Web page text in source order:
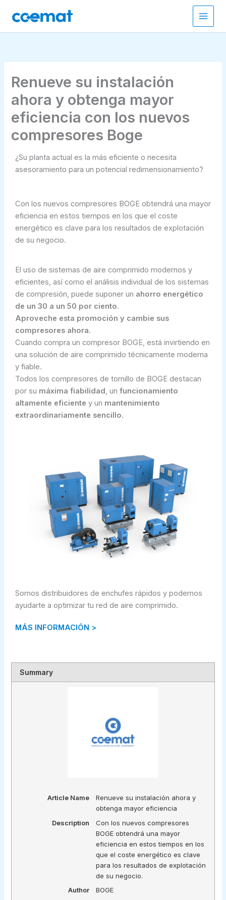
Renueve su instalación
ahora y obtenga mayor
eficiencia con los nuevos
compresores Boge
¿Su planta actual es la más eficiente o necesita
asesoramiento para un potencial redimensionamiento?
Con los nuevos compresores BOGE obtendrá una mayor
eficiencia en estos tiempos en los que el coste
energético es clave para los resultados de explotación
de su negocio.
El uso de sistemas de aire comprimido modernos y
eficientes, así como el análisis individual de los sistemas
de compresión, puede suponer un ahorro energético
de un 30 a un 50 por ciento.
Aproveche esta promoción y cambie sus
compresores ahora.
Cuando compra un compresor BOGE, está invirtiendo en
una solución de aire comprimido técnicamente moderna
y fiable.
Todos los compresores de tornillo de BOGE destacan
por su máxima fiabilidad, un funcionamiento
altamente eficiente y un mantenimiento
extraordinariamente sencillo.
Somos distribuidores de enchufes rápidos y podemos
ayudarte a optimizar tu red de aire comprimido.
MÁS INFORMACIÓN >
Summary
Article Name
Renueve su instalación ahora y
obtenga mayor eficiencia
Description
Con los nuevos compresores
BOGE obtendrá una mayor
eficiencia en estos tiempos en los
que el coste energético es clave
para los resultados de explotación
de su negocio.
Author
BOGE